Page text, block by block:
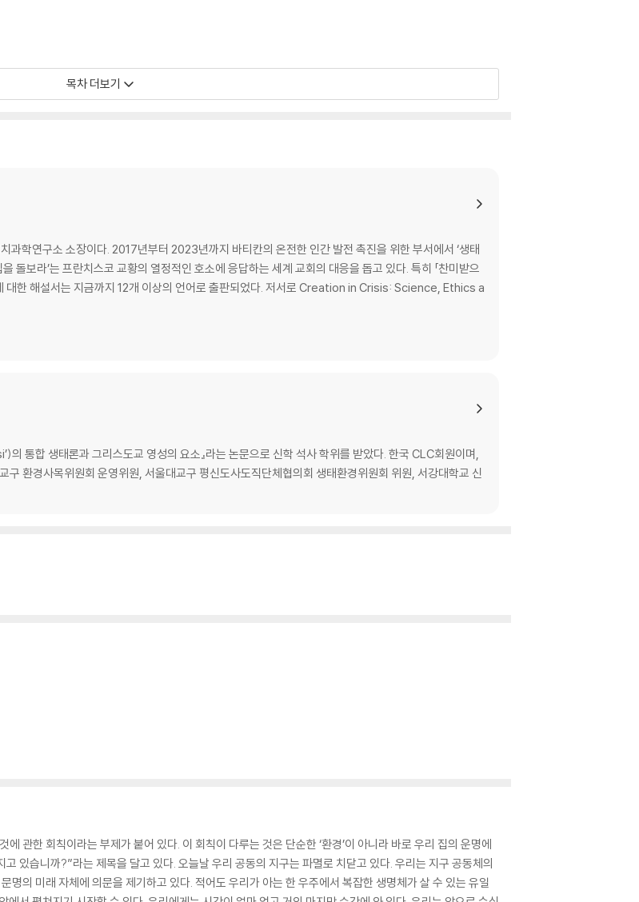
목차 더보기
과학연구소 소장이다. 2017년부터 2023년까지 바티칸의 온전한 인간 발전 촉진을 위한 부서에서 ‘생태
돌보라’는 프란치스코 교황의 열정적인 호소에 응답하는 세계 교회의 대응을 돕고 있다. 특히 「찬미받으
12개 이상의 언어로 출판되었다. 저서로 Creation in Crisis: Science, Ethics a
의 통합 생태론과 그리스도교 영성의 요소』라는 논문으로 신학 석사 학위를 받았다. 한국 CLC회원이며,
환경사목위원회 운영위원, 서울대교구 평신도사도직단체협의회 생태환경위원회 위원, 서강대학교 신
에 관한 회칙이라는 부제가 붙어 있다. 이 회칙이 다루는 것은 단순한 ‘환경’이 아니라 바로 우리 집의 운명에
있습니까?”라는 제목을 달고 있다. 오늘날 우리 공동의 지구는 파멸로 치닫고 있다. 우리는 지구 공동체의
명의 미래 자체에 의문을 제기하고 있다. 적어도 우리가 아는 한 우주에서 복잡한 생명체가 살 수 있는 유일